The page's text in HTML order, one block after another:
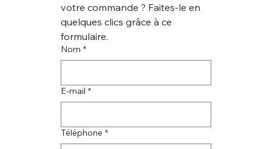
votre commande ? Faites-le en
quelques clics grâce à ce
formulaire.
Nom *
E‑mail *
Téléphone *